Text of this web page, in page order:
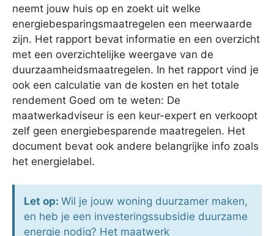
neemt jouw huis op en zoekt uit welke
energiebesparingsmaatregelen een meerwaarde
zijn. Het rapport bevat informatie en een overzicht
met een overzichtelijke weergave van de
duurzaamheidsmaatregelen. In het rapport vind je
ook een calculatie van de kosten en het totale
rendement Goed om te weten: De
maatwerkadviseur is een keur-expert en verkoopt
zelf geen energiebesparende maatregelen. Het
document bevat ook andere belangrijke info zoals
het energielabel.
Let op: Wil je jouw woning duurzamer maken,
en heb je een investeringssubsidie duurzame
energie nodig? Het maatwerk